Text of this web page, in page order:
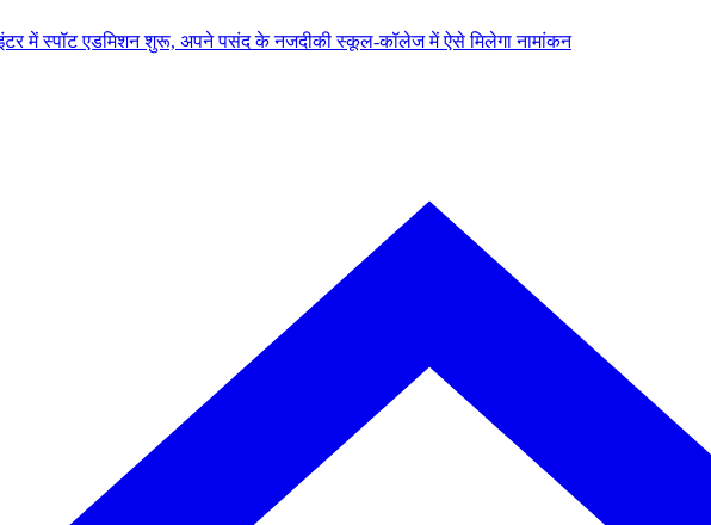
में स्पॉट एडमिशन शुरू, अपने पसंद के नजदीकी स्कूल-कॉलेज में ऐसे मिलेगा नामांकन